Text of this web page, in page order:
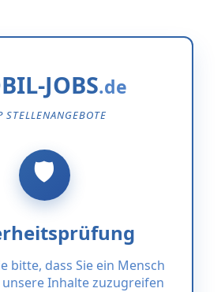
JOBS
STELLENANGEBOTE
bitte, dass Sie ein Mensch
Inhalte zuzugreifen